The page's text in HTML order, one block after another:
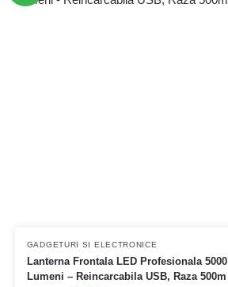
GADGETURI SI ELECTRONICE
Lanterna Frontala LED Profesionala 5000
Lumeni – Reincarcabila USB, Raza 500m